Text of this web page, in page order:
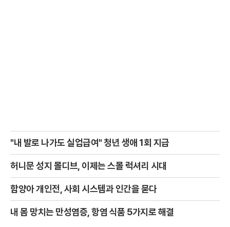
"내 발로 나가도 실업급여" 청년 생애 1회 지급
허니문 성지 몰디브, 이제는 스몰 럭셔리 시대
함양아 개인전, 사회 시스템과 인간을 묻다
내 몸 망치는 만성염증, 항염 식품 5가지로 해결